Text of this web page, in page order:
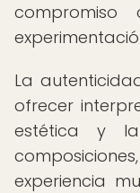
La
ofrecer
estética y
experiencia